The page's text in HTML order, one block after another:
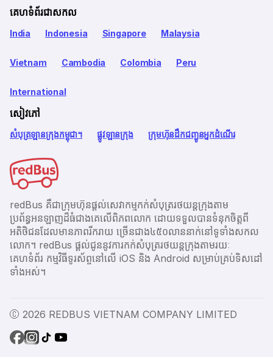
គេហទំព័រជាសកល
India Indonesia Singapore Malaysia
Vietnam Cambodia Colombia Peru
International
សៀវភៅ
សំបុត្រឡានក្រុងកម្ពុជា។ ផ្លូវឡានក្រុង ក្រុមហ៊ុនដឹកជញ្ជូនអ្នកដំណើរ
redBus គឺជាក្រុមហ៊ុនផ្តល់សេវាកម្មកក់សំបុត្ររថយន្តក្រុងតាម
ប្រព័ន្ធអនឡាញដ៏ធំជាងគេលើពិភពលោក ដោយទទួលបានទំនុកចិត្តពី
អតិថិជនដែលមានភាពរីករាយ ច្រើនជាង​៤៥០លាននាក់នៅទូទាំងសកល
លោក។ redBus ផ្ដល់ជូននូវការកក់សំបុត្ររថយន្តក្រុងតាមរយៈ
គេហទំព័រ កម្មវិធីទូរស័ព្ចនៅលើ iOS និង Android សម្រាប់គ្រប់ទិសដៅ
ទាំងអស់។
Ⓒ 2026 REDBUS VIETNAM COMPANY LIMITED